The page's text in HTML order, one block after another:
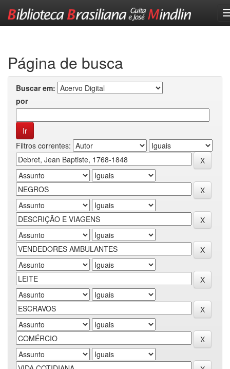
Página de busca
Buscar em:
por
Filtros correntes: